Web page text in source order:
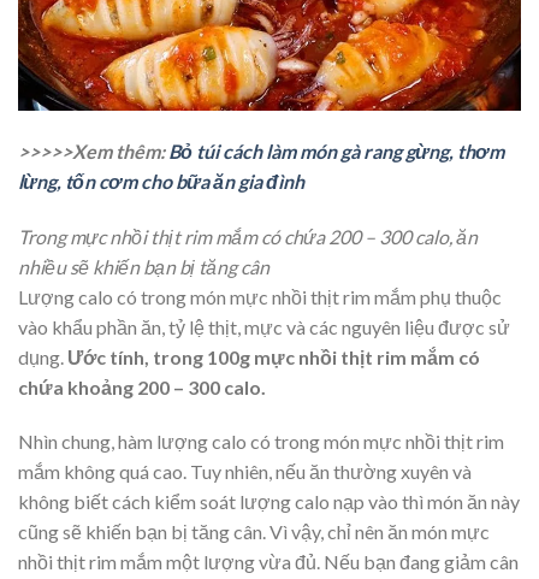
>>>>>Xem thêm:Bỏ túi cách làm món gà rang gừng, thơm
lừng, tốn cơm cho bữa ăn gia đình
Trong mực nhồi thịt rim mắm có chứa 200 – 300 calo, ăn
nhiều sẽ khiến bạn bị tăng cân
Lượng calo có trong món mực nhồi thịt rim mắm phụ thuộc
vào khẩu phần ăn, tỷ lệ thịt, mực và các nguyên liệu được sử
dụng. Ước tính, trong 100g mực nhồi thịt rim mắm có
chứa khoảng 200 – 300 calo.
Nhìn chung, hàm lượng calo có trong món mực nhồi thịt rim
mắm không quá cao. Tuy nhiên, nếu ăn thường xuyên và
không biết cách kiểm soát lượng calo nạp vào thì món ăn này
cũng sẽ khiến bạn bị tăng cân. Vì vậy, chỉ nên ăn món mực
nhồi thịt rim mắm một lượng vừa đủ. Nếu bạn đang giảm cân